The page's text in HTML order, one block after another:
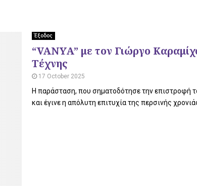
Έξοδος
“VANYA” με τον Γιώργο
Τέχνης
17 October 2025
Η παράσταση, που σηματοδότησε την επιστροφή
και έγινε η απόλυτη επιτυχία της περσινής